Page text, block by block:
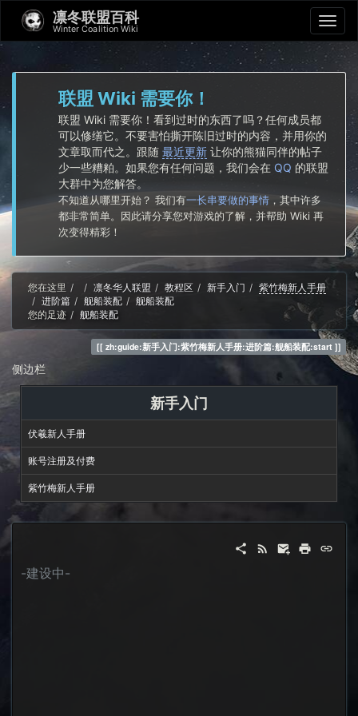
凛冬联盟百科
Winter Coalition Wiki
联盟 Wiki 需要你！
联盟 Wiki 需要你！看到过时的东西了吗？任何成员都
可以修缮它。不要害怕撕开陈旧过时的内容，并用你的
文章取而代之。跟随最近更新 让你的熊猫同伴的帖子
少一些糟粕。如果您有任何问题，我们会在 QQ 的联盟
大群中为您解答。
不知道从哪里开始？ 我们有一长串要做的事情 ，其中许多
都非常简单。因此请分享您对游戏的了解，并帮助 Wiki 再
次变得精彩！
您在这里 Home凛冬华人联盟 教程区 新手入门
紫竹梅新人手册
进阶篇
舰船装配
舰船装配
您的足迹
舰船装配
zh:guide:新手入门:紫竹梅新人手册:进阶篇:舰船装配:start
侧边栏
新手入门
伏羲新人手册
账号注册及付费
紫竹梅新人手册
-建设中-